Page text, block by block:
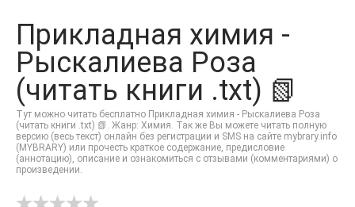
Прикладная химия -
Рыскалиева Роза
(читать книги .txt) 📗
Тут можно читать бесплатно Прикладная химия - Рыскалиева Роза
(читать книги .txt) 📗. Жанр: Химия. Так же Вы можете читать полную
версию (весь текст) онлайн без регистрации и SMS на сайте mybrary.info
(MYBRARY) или прочесть краткое содержание, предисловие
(аннотацию), описание и ознакомиться с отзывами (комментариями) о
произведении.